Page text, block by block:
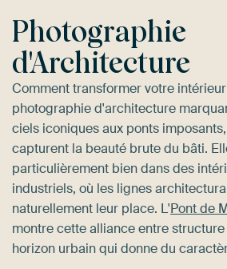
Photographie
d'Architecture
Comment transformer votre
photographie d'architecture
ciels iconiques aux ponts
capturent la beauté brute du bâti.
particulièrement bien dans des
industriels, où les lignes
naturellement leur place. L'Pont de
montre cette alliance entre
horizon urbain qui donne du